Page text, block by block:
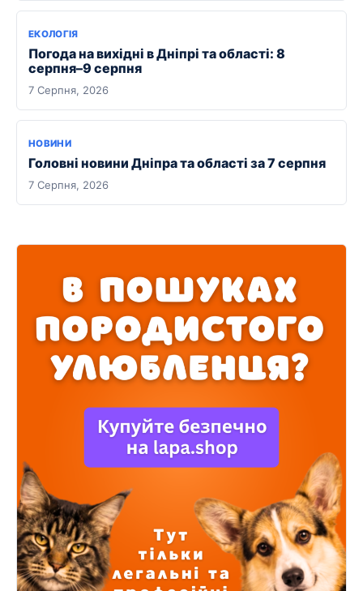
ЕКОЛОГІЯ
Погода на вихідні в Дніпрі та області: 8
серпня–9 серпня
7 Серпня, 2026
НОВИНИ
Головні новини Дніпра та області за 7 серпня
7 Серпня, 2026